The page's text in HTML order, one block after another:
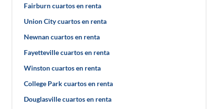
Fairburn cuartos en renta
Union City cuartos en renta
Newnan cuartos en renta
Fayetteville cuartos en renta
Winston cuartos en renta
College Park cuartos en renta
Douglasville cuartos en renta